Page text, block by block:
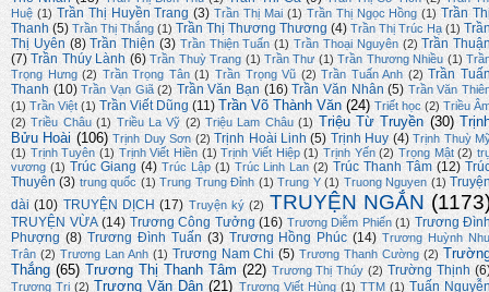
Huệ (1) Trần Thị Huyền Trang (3) Trần Thị Mai (1) Trần Thị Ngọc Hồng (1) Trần
Thanh (5) Trần Thị Thắng (1) Trần Thị Thương Thương (4) Trần Thị Trúc Hạ (1)
Thị Uyên (8) Trần Thiện (3) Trần Thiện Tuấn (1) Trần Thoại Nguyên (2) Trần
(7) Trần Thúy Lành (6) Trần Thuỳ Trang (1) Trần Thư (1) Trần Thương Nhiều (1)
Trọng Hưng (2) Trần Trọng Tân (1) Trần Trọng Vũ (2) Trần Tuấn Anh (2) Trần
Thanh (10) Trần Vạn Giã (2) Trần Văn Bạn (16) Trần Văn Nhân (5) Trần Văn
(1) Trần Việt (1) Trần Viết Dũng (11) Trần Võ Thành Văn (24) Triết học (2) Triều
(2) Triều Châu (1) Triều La Vỹ (2) Triệu Lam Châu (1) Triệu Từ Truyền (30)
Bửu Hoài (106) Trịnh Duy Sơn (2) Trịnh Hoài Linh (5) Trịnh Huy (4) Trịnh Thuỳ
(1) Trịnh Tuyên (1) Trịnh Viết Hiền (1) Trịnh Viết Hiệp (1) Trịnh Yến (2) Trọng Mật (2)
vương (1) Trúc Giang (4) Trúc Lập (1) Trúc Linh Lan (2) Trúc Thanh Tâm (12)
Thuyên (3) trung quốc (1) Trung Trung Đỉnh (1) Trung Y (1) Truong Nguyen (1)
dài (10) TRUYỆN DỊCH (17) Truyện ký (2) TRUYỆN NGẮN
TRUYỆN VỪA (14) Trương Công Tưởng (16) Trương Diễm Phiến (1) Trương
Phượng (8) Trương Đình Tuấn (3) Trương Hồng Phúc (14) Trương Huỳnh
Trân (2) Trương Lan Anh (1) Trương Nam Chi (5) Trương Thanh Cường (2)
Thắng (65) Trương Thị Thanh Tâm (22) Trương Thị Thúy (2) Trường Thịnh
Trương Tri (2) Trương Văn Dân (21) Trương Viết Hùng (1) TTM (1) Tuấn